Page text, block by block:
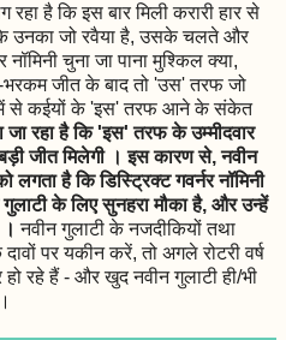
है कि इस बार मिली करारी हार से
उनका जो रवैया है, उसके चलते और
चुना जा पाना मुश्किल क्या,
जीत के बाद तो 'उस' तरफ जो
से कईयों के 'इस' तरफ आने के संकेत
रहा है कि 'इस' तरफ के उम्मीदवार
जीत मिलेगी । इस कारण से, नवीन
है कि डिस्ट्रिक्ट गवर्नर नॉमिनी
के लिए सुनहरा मौका है, और उन्हें
नवीन गुलाटी के नजदीकियों तथा
पर यकीन करें, तो अगले रोटरी वर्ष
हो रहे हैं - और खुद नवीन गुलाटी ही/भी